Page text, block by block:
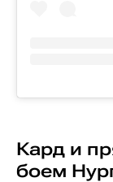
Кард и
боем